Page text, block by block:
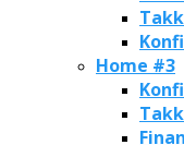
Home #3